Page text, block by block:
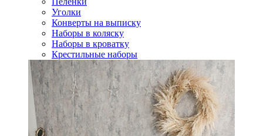
Уголки
Конверты на выписку
Наборы в коляску
Наборы в кроватку
Крестильные наборы